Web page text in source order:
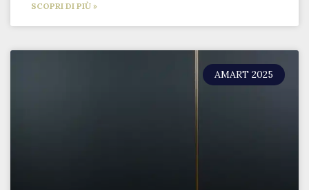
SCOPRI DI PIÙ »
AMART 2025